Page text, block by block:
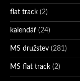
flat track (2)
kalendář (24)
MS družstev (281)
MS flat track (2)